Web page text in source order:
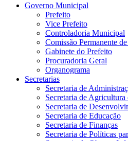
Governo Municipal
Prefeito
Vice Prefeito
Controladoria Municipal
Comissão Permanente
Gabinete do Prefeito
Procuradoria Geral
Organograma
Secretarias
Secretaria de
Secretaria de
Secretaria de
Secretaria de Educação
Secretaria de Finanças
Secretaria de Políticas